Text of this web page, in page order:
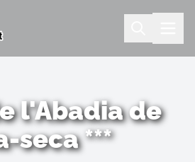
l'Abadia de
seca ***